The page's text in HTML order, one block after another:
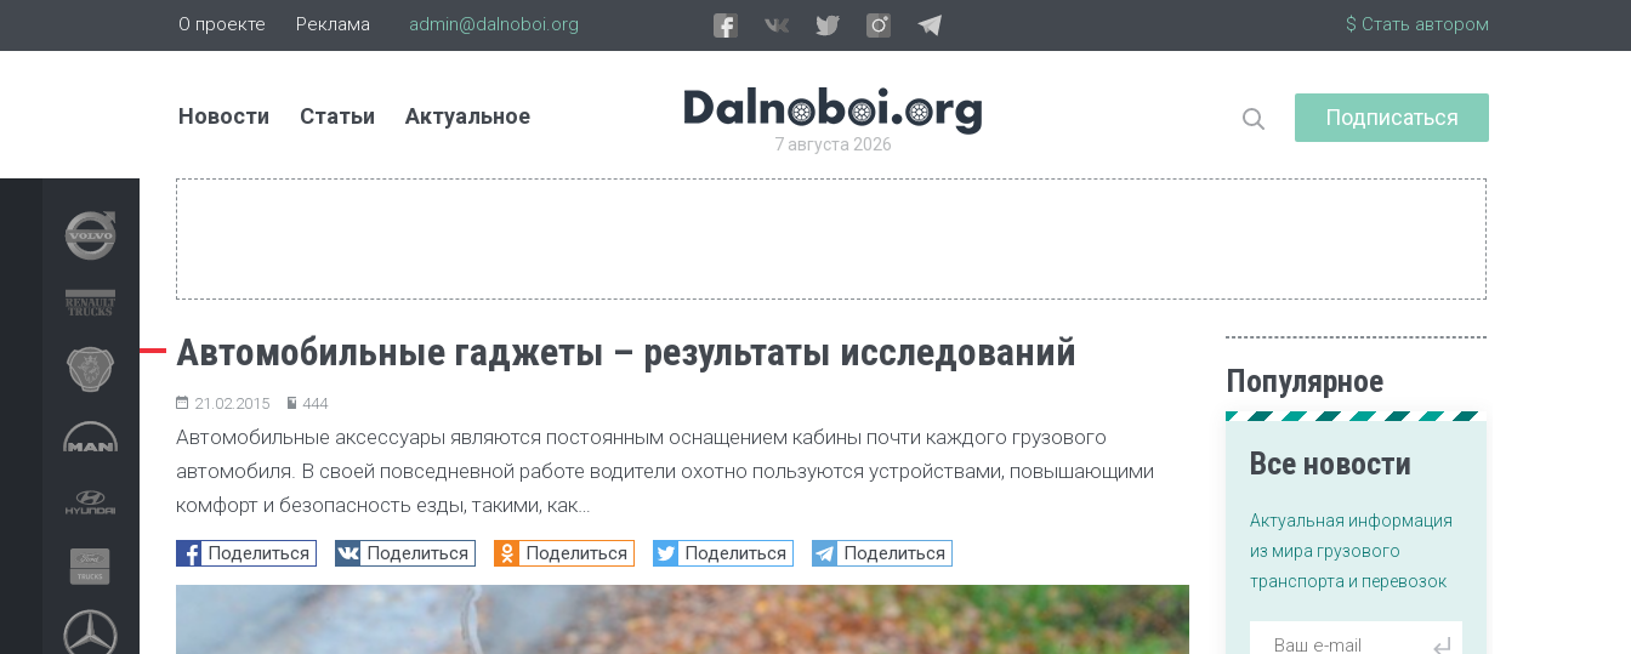
О проекте Реклама admin@dalnoboi.org $ Стать автором
Новости Статьи Актуальное
7 августа 2026
Подписаться
Автомобильные гаджеты – результаты исследований
21.02.2015 444
Автомобильные аксессуары являются постоянным оснащением кабины почти каждого грузового
автомобиля. В своей повседневной работе водители охотно пользуются устройствами, повышающими
комфорт и безопасность езды, такими, как…
Поделиться Поделиться Поделиться Поделиться Поделиться
Популярное
Все новости
Актуальная информация
из мира грузового
транспорта и перевозок